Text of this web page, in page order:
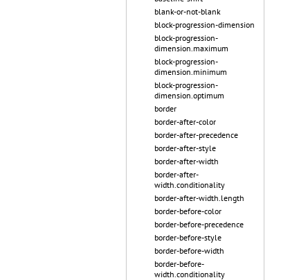
blank-or-not-blank
block-progression-dimension
block-progression-
dimension.maximum
block-progression-
dimension.minimum
block-progression-
dimension.optimum
border
border-after-color
border-after-precedence
border-after-style
border-after-width
border-after-
width.conditionality
border-after-width.length
border-before-color
border-before-precedence
border-before-style
border-before-width
border-before-
width.conditionality